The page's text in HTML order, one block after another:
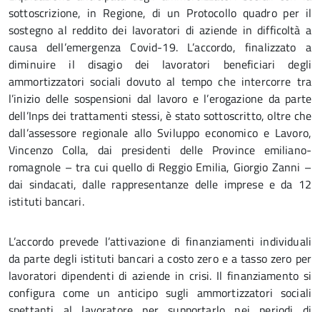
sottoscrizione, in Regione, di un Protocollo quadro per il
sostegno al reddito dei lavoratori di aziende in difficoltà a
causa dell’emergenza Covid-19. L’accordo, finalizzato a
diminuire il disagio dei lavoratori beneficiari degli
ammortizzatori sociali dovuto al tempo che intercorre tra
l’inizio delle sospensioni dal lavoro e l’erogazione da parte
dell’Inps dei trattamenti stessi, è stato sottoscritto, oltre che
dall’assessore regionale allo Sviluppo economico e Lavoro,
Vincenzo Colla, dai presidenti delle Province emiliano-
romagnole – tra cui quello di Reggio Emilia, Giorgio Zanni –
dai sindacati, dalle rappresentanze delle imprese e da 12
istituti bancari.
L’accordo prevede l’attivazione di finanziamenti individuali
da parte degli istituti bancari a costo zero e a tasso zero per
lavoratori dipendenti di aziende in crisi. Il finanziamento si
configura come un anticipo sugli ammortizzatori sociali